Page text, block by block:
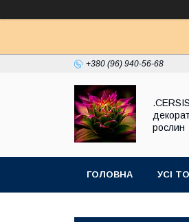
+380 (96) 940-56-68
рослин
ГОЛОВНА УСІ